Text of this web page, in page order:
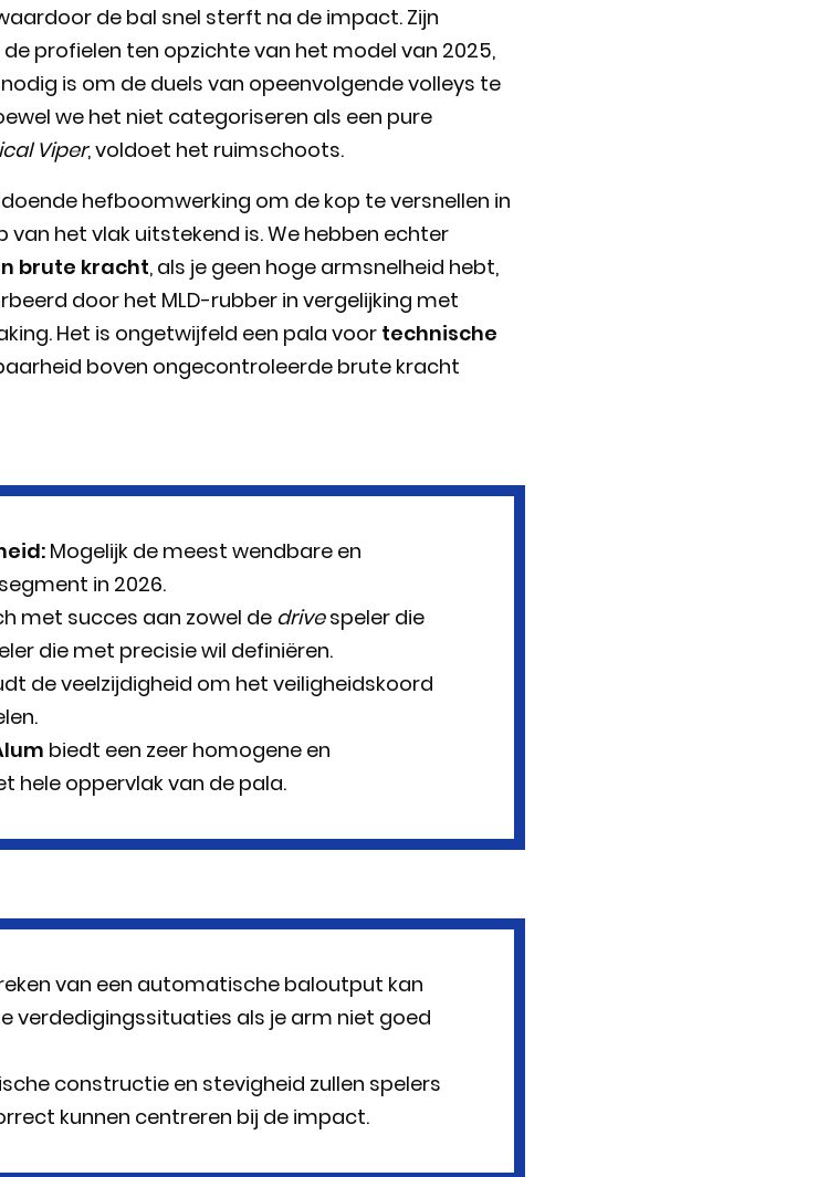
de bal snel sterft na de impact. Zijn
profielen ten opzichte van het model van 2025,
is om de duels van opeenvolgende volleys te
we het niet categoriseren als een pure
Viper, voldoet het ruimschoots.
hefboomwerking om de kop te versnellen in
van het vlak uitstekend is. We hebben echter
brute kracht, als je geen hoge armsnelheid hebt,
door het MLD-rubber in vergelijking met
Het is ongetwijfeld een pala voor technische
boven ongecontroleerde brute kracht
Mogelijk de meest wendbare en
in 2026.
met succes aan zowel de drivespeler die
die met precisie wil definiëren.
de veelzijdigheid om het veiligheidskoord
biedt een zeer homogene en
hele oppervlak van de pala.
van een automatische baloutput kan
verdedigingssituaties als je arm niet goed
constructie en stevigheid zullen spelers
kunnen centreren bij de impact.